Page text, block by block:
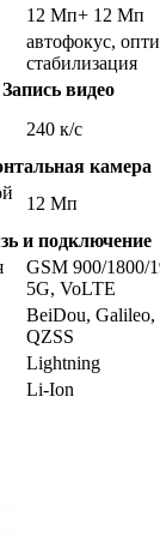
12 Мп+ 12 Мп
автофокус,
стабилизация
Запись видео
240 к/с
камера
12 Мп
и подключение
GSM 900/1800/
5G, VoLTE
BeiDou,
QZSS
Lightning
Li-Ion